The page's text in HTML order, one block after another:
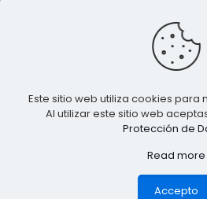
© 2015-2024
Terminos &
Datos
Este sitio web utiliza cookies para
Al utilizar este sitio web
Protección de
Read more
Accepto